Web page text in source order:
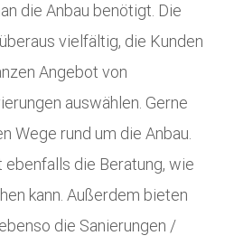
die Anbau benötigt. Die
vielfältig, die Kunden
Angebot von
auswählen. Gerne
Wege rund um die Anbau.
ebenfalls die Beratung, wie
kann. Außerdem bieten
die Sanierungen /